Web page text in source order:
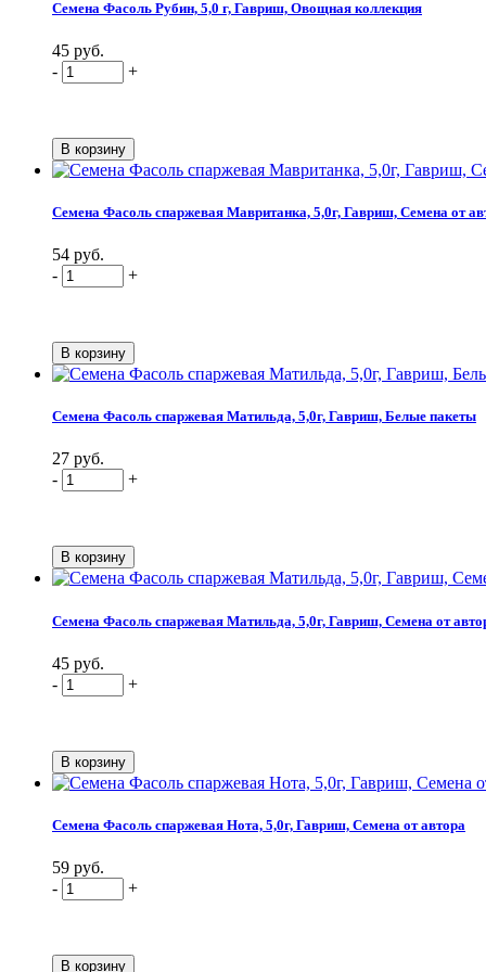
Семена Фасоль Рубин, 5,0 г, Гавриш, Овощная коллекция
45 руб.
-
+
Семена Фасоль спаржевая Мавританка, 5,0г, Гавриш, Семена от
54 руб.
-
+
Семена Фасоль спаржевая Матильда, 5,0г, Гавриш, Белые пакеты
27 руб.
-
+
Семена Фасоль спаржевая Матильда, 5,0г, Гавриш, Семена от
45 руб.
-
+
Семена Фасоль спаржевая Нота, 5,0г, Гавриш, Семена от автора
59 руб.
-
+